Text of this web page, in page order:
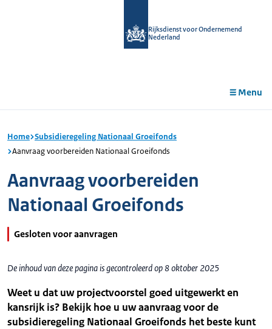
Rijksdienst voor Ondernemend
Nederland
Menu
Home Subsidieregeling Nationaal Groeifonds
Aanvraag voorbereiden Nationaal Groeifonds
Aanvraag voorbereiden
Nationaal Groeifonds
Gesloten voor aanvragen
De inhoud van deze pagina is gecontroleerd op 8 oktober 2025
Weet u dat uw projectvoorstel goed uitgewerkt en
kansrijk is? Bekijk hoe u uw aanvraag voor de
subsidieregeling Nationaal Groeifonds het beste kunt